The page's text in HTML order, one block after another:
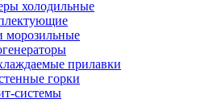
холодильные
морозильные
прилавки
горки
системы